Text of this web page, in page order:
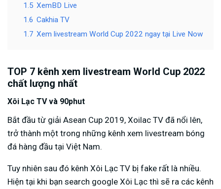
1.5 XemBD Live
1.6 Cakhia TV
1.7 Xem livestream World Cup 2022 ngay tại Live Now
TOP 7 kênh xem livestream World Cup 2022
chất lượng nhất
Xôi Lạc TV và 90phut
Bắt đầu từ giải Asean Cup 2019, Xoilac TV đã nổi lên,
trở thành một trong những kênh xem livestream bóng
đá hàng đầu tại Việt Nam.
Tuy nhiên sau đó kênh Xôi Lạc TV bị fake rất là nhiều.
Hiện tại khi bạn search google Xôi Lạc thì sẽ ra các kênh